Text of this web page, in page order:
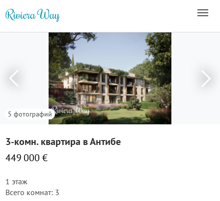
5 фотографий
3-комн. квартира в Антибе
449 000 €
1 этаж
Всего комнат: 3